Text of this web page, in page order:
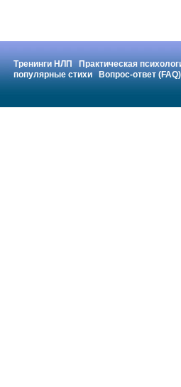
Тренинги НЛП
Практическая
популярные стихи
Вопрос-ответ (FAQ)